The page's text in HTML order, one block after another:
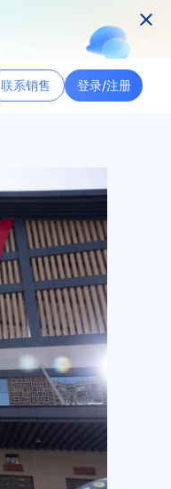
联系销售 登录/注册